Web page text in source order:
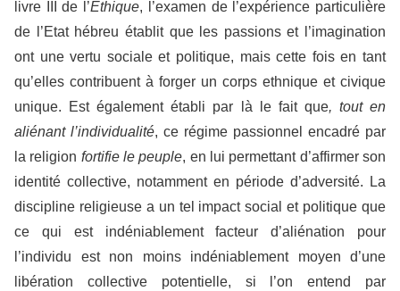
livre III de l’Ethique, l’examen de l’expérience particulière
de l’Etat hébreu établit que les passions et l’imagination
ont une vertu sociale et politique, mais cette fois en tant
qu’elles contribuent à forger un corps ethnique et civique
unique. Est également établi par là le fait que, tout en
aliénant l’individualité, ce régime passionnel encadré par
la religion fortifie le peuple, en lui permettant d’affirmer son
identité collective, notamment en période d’adversité. La
discipline religieuse a un tel impact social et politique que
ce qui est indéniablement facteur d’aliénation pour
l’individu est non moins indéniablement moyen d’une
libération collective potentielle, si l’on entend par